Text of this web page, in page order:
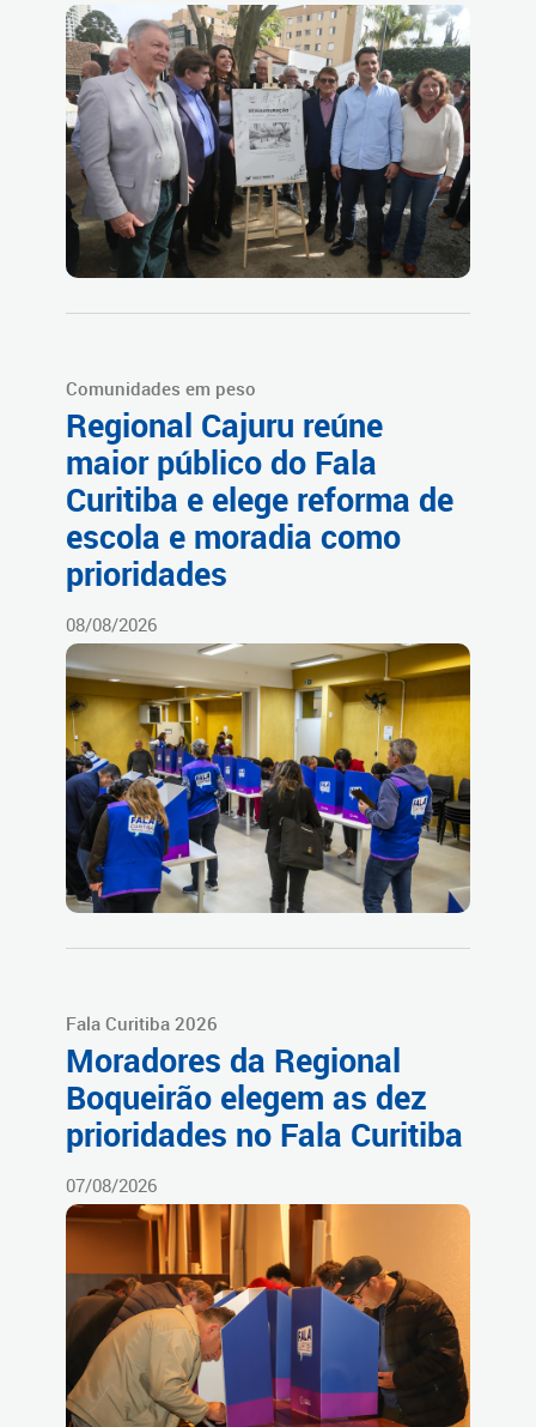
Comunidades em peso
Regional Cajuru reúne
maior público do Fala
Curitiba e elege reforma de
escola e moradia como
prioridades
08/08/2026
Fala Curitiba 2026
Moradores da Regional
Boqueirão elegem as dez
prioridades no Fala Curitiba
07/08/2026